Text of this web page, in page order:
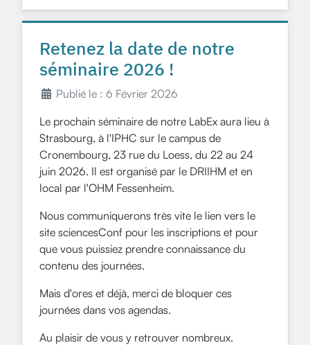
Retenez la date de notre
séminaire 2026 !
Publié le : 6 Février 2026
Le prochain séminaire de notre LabEx aura lieu à
Strasbourg, à l'IPHC sur le campus de
Cronembourg, 23 rue du Loess, du 22 au 24
juin 2026. Il est organisé par le DRIIHM et en
local par l'OHM Fessenheim.
Nous communiquerons très vite le lien vers le
site sciencesConf pour les inscriptions et pour
que vous puissiez prendre connaissance du
contenu des journées.
Mais d'ores et déjà, merci de bloquer ces
journées dans vos agendas.
Au plaisir de vous y retrouver nombreux.